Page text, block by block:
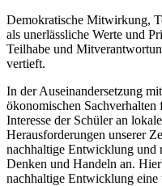
Demokratische Mitwirkung,
als unerlässliche Werte und
Teilhabe und
vertieft.
In der Auseinandersetzung
ökonomischen Sachverhalten
Interesse der Schüler an
Herausforderungen unserer
nachhaltige Entwicklung und
Denken und Handeln an.
nachhaltige Entwicklung